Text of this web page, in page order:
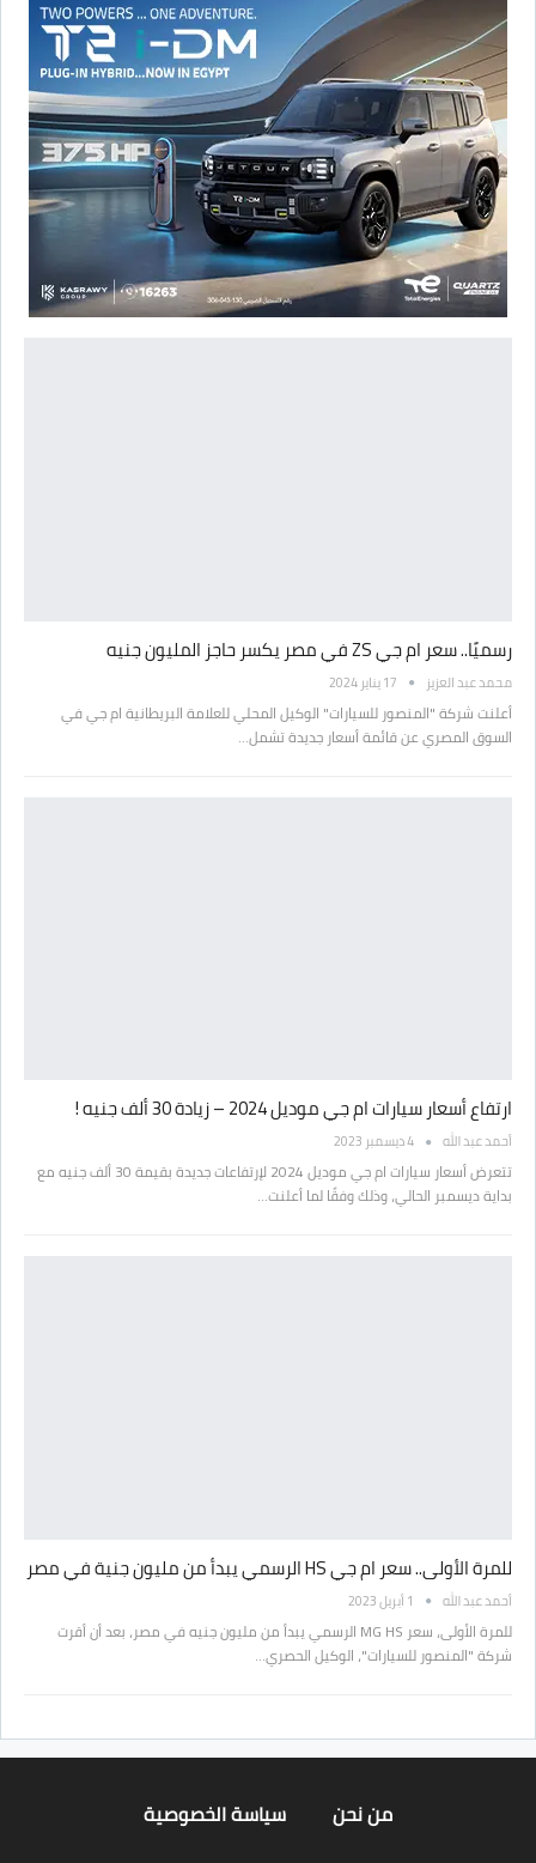
رسميًا.. سعر ام جي ZS في مصر يكسر حاجز المليون جنيه
محمد عبد العزيز 17 يناير 2024
أعلنت شركة "المنصور للسيارات" الوكيل المحلي للعلامة البريطانية ام جي في
السوق المصري عن قائمة أسعار جديدة تشمل…
ارتفاع أسعار سيارات ام جي موديل 2024 – زيادة 30 ألف جنيه !
أحمد عبد الله 4 ديسمبر 2023
تتعرض أسعار سيارات ام جي موديل 2024 لإرتفاعات جديدة بقيمة 30 ألف جنيه مع
بداية ديسمبر الحالي، وذلك وفقًا لما أعلنت…
للمرة الأولى.. سعر ام جي HS الرسمي يبدأ من مليون جنية في مصر
أحمد عبد الله 1 أبريل 2023
للمرة الأولى، سعر MG HS الرسمي يبدأ من مليون جنيه في مصر، بعد أن أقرت
شركة "المنصور للسيارات"، الوكيل الحصري…
من نحن سياسة الخصوصية